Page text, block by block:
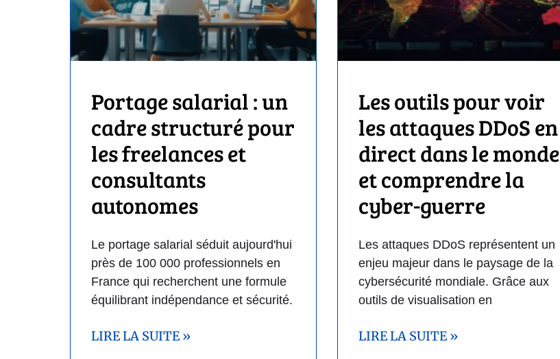
Portage salarial : un
cadre structuré pour
les freelances et
consultants
autonomes
Le portage salarial séduit aujourd'hui
près de 100 000 professionnels en
France qui recherchent une formule
équilibrant indépendance et sécurité.
LIRE LA SUITE »
Les outils pour voir
les attaques DDoS en
direct dans le monde
et comprendre la
cyber-guerre
Les attaques DDoS représentent un
enjeu majeur dans le paysage de la
cybersécurité mondiale. Grâce aux
outils de visualisation en
LIRE LA SUITE »